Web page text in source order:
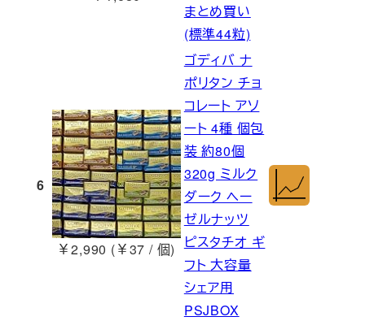
まとめ買い
(標準44粒)
6
￥2,990 (￥37 / 個)
ゴディバ ナ
ポリタン チョ
コレート アソ
ート 4種 個包
装 約80個
320g ミルク
ダーク ヘー
ゼルナッツ
ピスタチオ ギ
フト 大容量
シェア用
PSJBOX